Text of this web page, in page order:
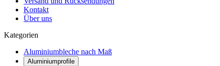
Kontakt
Über uns
Kategorien
Aluminiumbleche nach Maß
Aluminiumprofile